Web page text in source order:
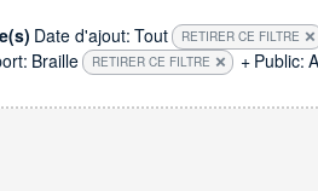
Date d'ajout: Tout RETIRER CE FILTRE
Braille RETIRER CE FILTRE + Public: